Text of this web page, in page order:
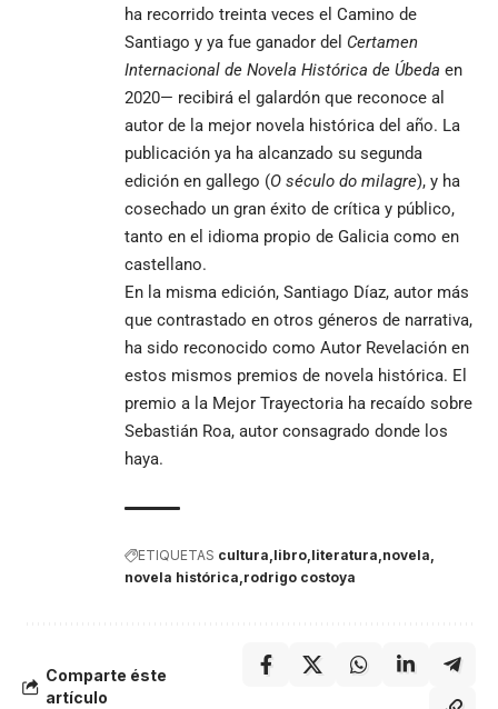
ha recorrido treinta veces el Camino de
Santiago y ya fue ganador del Certamen
Internacional de Novela Histórica de Úbeda en
2020— recibirá el galardón que reconoce al
autor de la mejor novela histórica del año. La
publicación ya ha alcanzado su segunda
edición en gallego (O século do milagre), y ha
cosechado un gran éxito de crítica y público,
tanto en el idioma propio de Galicia como en
castellano.
En la misma edición, Santiago Díaz, autor más
que contrastado en otros géneros de narrativa,
ha sido reconocido como Autor Revelación en
estos mismos premios de novela histórica. El
premio a la Mejor Trayectoria ha recaído sobre
Sebastián Roa, autor consagrado donde los
haya.
ETIQUETAS cultura libro literatura novela
novela histórica rodrigo costoya
Comparte éste
artículo